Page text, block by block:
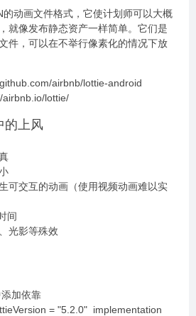
的动画文件格式，它使计划师可以大概
就像发布静态资产一样简单。它们是
件，可以在不举行像素化的情况下放
airbnb/lottie-android
airbnb.io/lottie/
的上风
可交互的动画（使用视频动画难以实
间
光影等殊效
加依靠
= "5.2.0" implementation